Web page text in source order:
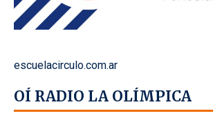
escuelacirculo.com.ar
OÍ RADIO LA OLÍMPICA